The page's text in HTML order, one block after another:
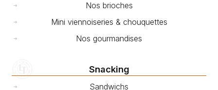
Nos brioches
Mini viennoiseries & chouquettes
Nos gourmandises
Snacking
Sandwichs